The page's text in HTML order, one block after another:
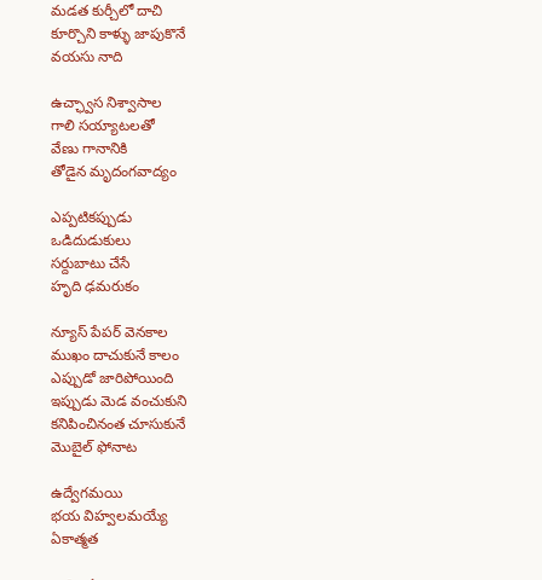
మడత కుర్చీలో దాచి
కూర్చొని కాళ్ళు జాపుకొనే
వయసు నాది
ఉచ్ఛ్వాస నిశ్వాసాల
గాలి సయ్యాటలతో
వేణు గానానికి
తోడైన మృదంగవాద్యం
ఎప్పటికప్పుడు
ఒడిదుడుకులు
సర్దుబాటు చేసే
హృది ఢమరుకం
న్యూస్ పేపర్ వెనకాల
ముఖం దాచుకునే కాలం
ఎప్పుడో జారిపోయింది
ఇప్పుడు మెడ వంచుకుని
కనిపించినంత చూసుకునే
మొబైల్ ఫోనాట
ఉద్వేగమయి
భయ విహ్వలమయ్యే
ఏకాత్మత